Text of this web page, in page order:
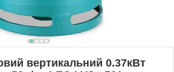
вертикальний 0.37кВт